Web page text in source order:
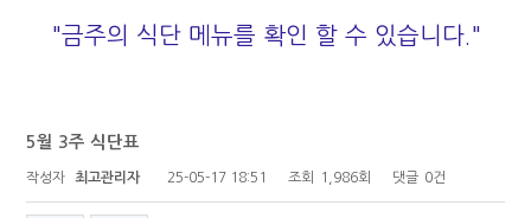
"금주의 식단 메뉴를 확인 할 수 있습니다."
5월 3주 식단표
작성자 최고관리자 25-05-17 18:51 조회 1,986회 댓글 0건